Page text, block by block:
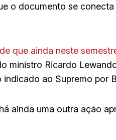
o documento se
que ainda neste
ministro Ricardo
ao Supremo por
ainda uma outra ação